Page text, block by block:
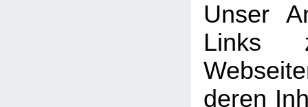
Unser
Links
deren